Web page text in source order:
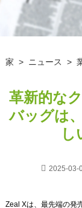
家 > ニュース >
革新的な
バッグは
し
2025-03-
Zeal Xは、最先端の発